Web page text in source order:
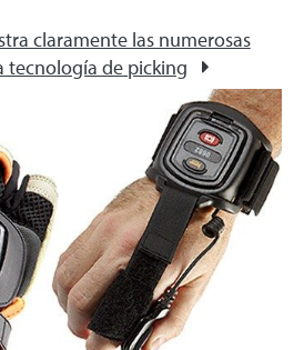
claramente las numerosas
tecnología de picking